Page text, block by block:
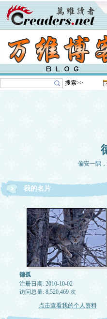
搜索>>
偏安一隅
我的名片
德孤
注册日期: 2010-10-02
访问总量: 8,520,469 次
点击查看我的个人资料